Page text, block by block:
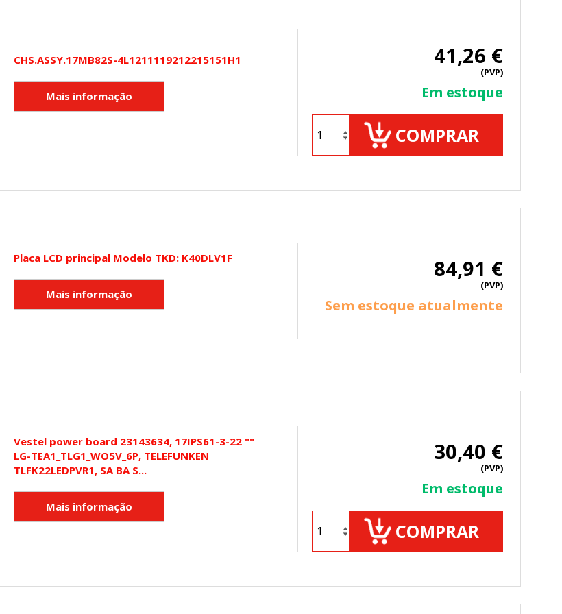
CHS.ASSY.17MB82S-4L1211119212215151H1 41,26 €
(PVP)
Em estoque
COMPRAR
Placa LCD principal Modelo TKD: K40DLV1F 84,91 €
(PVP)
Sem estoque atualmente
Vestel power board 23143634, 17IPS61-3-22 ""
LG-TEA1_TLG1_WO5V_6P, TELEFUNKEN
TLFK22LEDPVR1, SA BA S...
30,40 €
(PVP)
Em estoque
COMPRAR